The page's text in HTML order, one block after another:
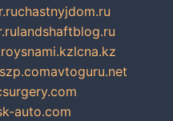
chastnyjdom.ru
landshaftblog.ru
lcna.kz
avtoguru.net
auto.com